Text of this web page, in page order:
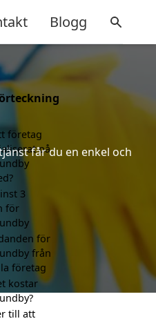
Blogg
får du en enkel och
företag
på
3
för
för
från
företag
kostar
till att